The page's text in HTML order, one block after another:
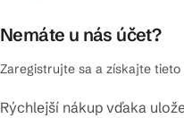
Nemáte u nás účet?
Zaregistrujte sa a získajte tieto
Rýchlejší nákup vďaka